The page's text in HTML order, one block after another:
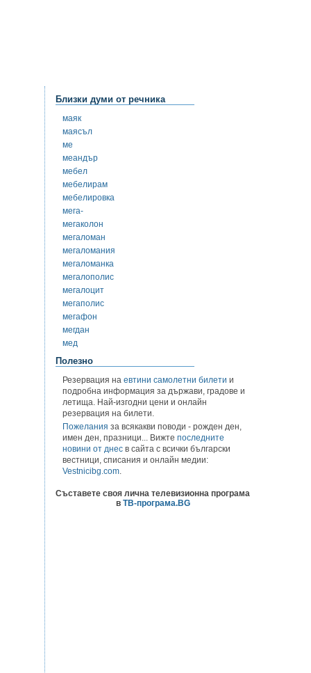
Близки думи от речника
маяк
маясъл
ме
меандър
мебел
мебелирам
мебелировка
мега-
мегаколон
мегаломан
мегаломания
мегаломанка
мегалополис
мегалоцит
мегаполис
мегафон
мегдан
мед
Полезно
Резервация на евтини самолетни билети и
подробна информация за държави, градове и
летища. Най-изгодни цени и онлайн
резервация на билети.
Пожелания за всякакви поводи - рожден ден,
имен ден, празници... Вижте последните
новини от днес в сайта с всички български
вестници, списания и онлайн медии:
Vestnicibg.com.
Съставете своя лична телевизионна програма
в ТВ-програма.BG